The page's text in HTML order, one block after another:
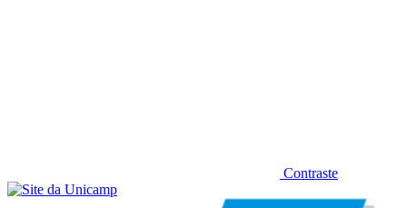
Contraste